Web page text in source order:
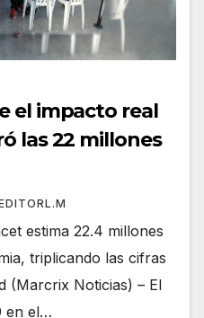
el impacto real
las 22 millones
estima 22.4 millones
triplicando las cifras
(Marcrix Noticias) – El
en el…